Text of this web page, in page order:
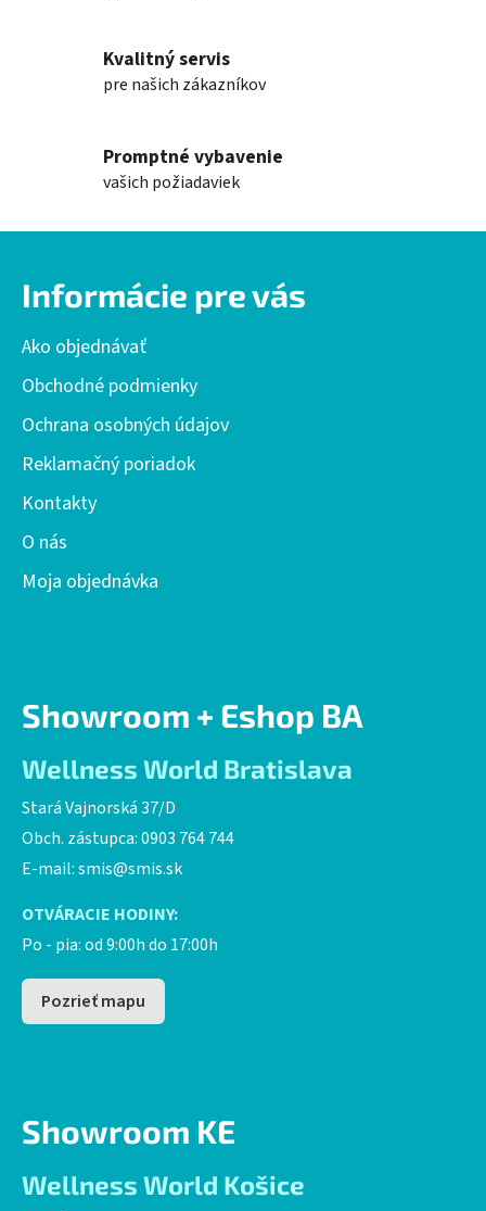
Kvalitný servis
pre našich zákazníkov
Promptné vybavenie
vašich požiadaviek
Informácie pre vás
Ako objednávať
Obchodné podmienky
Ochrana osobných údajov
Reklamačný poriadok
Kontakty
O nás
Moja objednávka
Showroom + Eshop BA
Wellness World Bratislava
Stará Vajnorská 37/D
Obch. zástupca: 0903 764 744
E-mail:smis@smis.sk
OTVÁRACIE HODINY:
Po - pia: od 9:00h do 17:00h
Pozrieť mapu
Showroom KE
Wellness World Košice